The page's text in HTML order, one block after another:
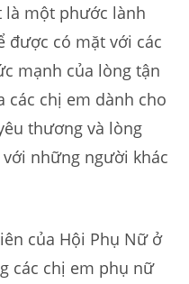
là một phước lành
được có mặt với các
mạnh của lòng tận
các chị em dành cho
thương và lòng
những người khác
của Hội Phụ Nữ ở
các chị em phụ nữ